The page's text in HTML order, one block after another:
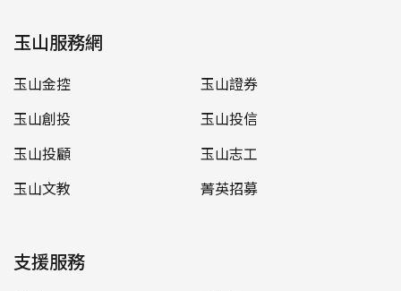
玉山服務網
玉山金控
玉山證券
玉山創投
玉山投信
玉山投顧
玉山志工
玉山文教
菁英招募
支援服務